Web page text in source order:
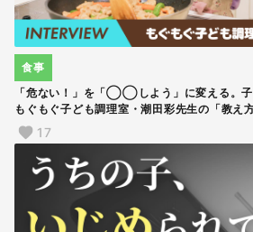
「危ない！」を「◯◯しよう」に変える。子
もぐもぐ子ども調理室・潮田彩先生の「教え
食事
17